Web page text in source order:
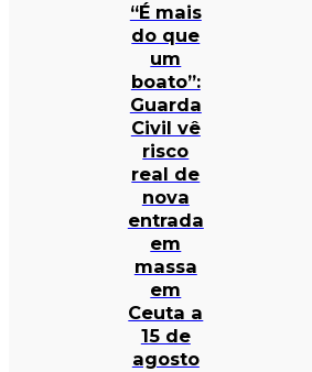
“É mais
do que
um
boato”:
Guarda
Civil vê
risco
real de
nova
entrada
em
massa
em
Ceuta a
15 de
agosto